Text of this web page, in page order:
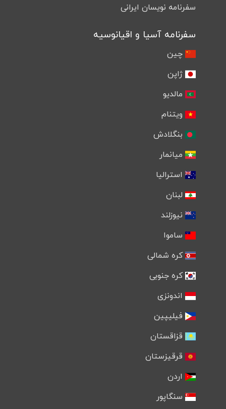
سفرنامه نویسان ایرانی
سفرنامه آسیا و اقیانوسیه
چین
ژاپن
مالدیو
ویتنام
بنگلادش
میانمار
استرالیا
لبنان
نیوزلند
ساموا
کره شمالی
کره جنوبی
اندونزی
فیلیپین
قزاقستان
قرقیزستان
اردن
سنگاپور